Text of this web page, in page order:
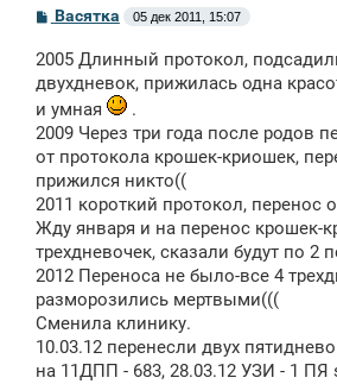
С
б
щ
н
и
Васятка 05 дек 2011, 15:07
2005 Длинный протокол,
двухдневок, прижилась одна
и умная
.
2009 Через три года после родов
от протокола крошек-криошек,
прижился никто((
2011 короткий протокол, перенос
Жду января и на перенос крошек-
трехдневочек, сказали будут по 2
2012 Переноса не было-все 4
разморозились мертвыми(((
Сменила клинику.
10.03.12 перенесли двух
на 11ДПП - 683, 28.03.12 УЗИ - 1 ПЯ